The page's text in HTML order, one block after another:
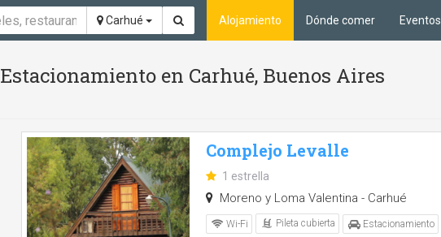
Carhué Alojamiento Dónde comer Eventos
en Carhué, Buenos Aires
Complejo Levalle
1 estrella
Moreno y Loma Valentina - Carhué
Wi-Fi Pileta cubierta Estacionamiento